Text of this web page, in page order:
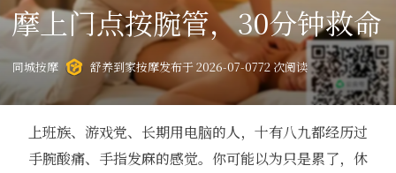
摩上门点按腕管，30分钟救命
同城按摩 舒养到家按摩发布于 2026-07-0772 次阅读
上班族、游戏党、长期用电脑的人，十有八九都经历过
手腕酸痛、手指发麻的感觉。你可能以为只是累了，休